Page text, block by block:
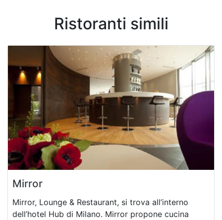
Ristoranti simili
Mirror
Mirror, Lounge & Restaurant, si trova all’interno
dell’hotel Hub di Milano. Mirror propone cucina